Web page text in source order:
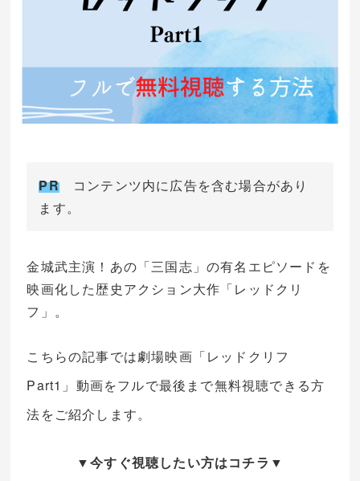
PRコンテンツ内に広告を含む場合があり
ます。
金城武主演！あの「三国志」の有名エピソードを
映画化した歴史アクション大作「レッドクリ
フ」。
こちらの記事では劇場映画「レッドクリフ
Part1」動画をフルで最後まで無料視聴できる方
法をご紹介します。
▼今すぐ視聴したい方はコチラ▼